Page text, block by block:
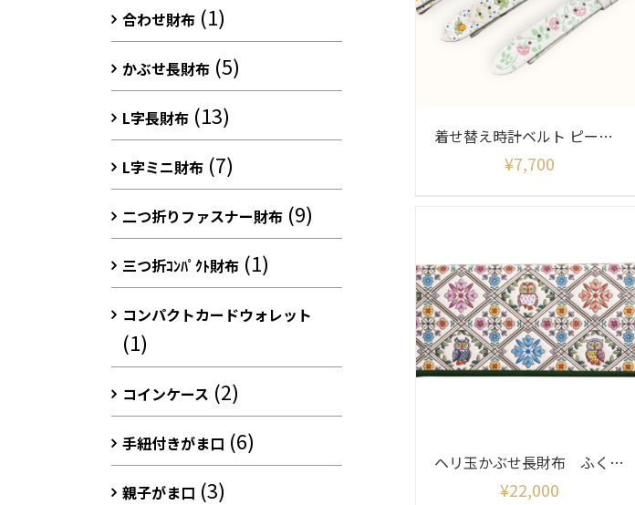
着せ替え時計ベルト ピーターラビット柄(ベルトのみ)
¥7,700
ヘリ玉かぶせ長財布 ふくろうサンライズ
¥22,000
合わせ財布 (1)
かぶせ長財布 (5)
L字長財布 (13)
L字ミニ財布 (7)
二つ折りファスナー財布 (9)
三つ折ｺﾝﾊﾟｸﾄ財布 (1)
コンパクトカードウォレット
(1)
コインケース (2)
手紐付きがま口 (6)
親子がま口 (3)